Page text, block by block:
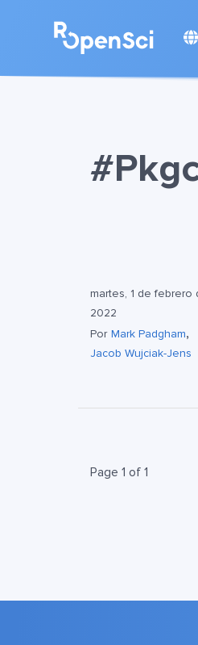
martes, 1 de febrero
2022
Por Mark Padgham,
Jacob Wujciak-Jens
Page 1 of 1